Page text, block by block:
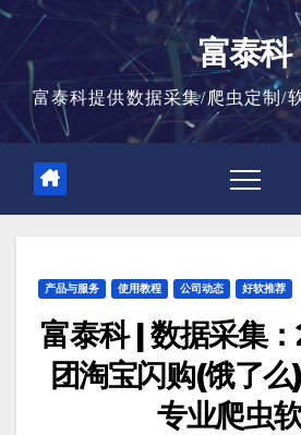
跳
至
容
富泰科
富泰科提供数据采集/爬虫定制/
产品与服务 使用教程 公司动态 好软推荐
富泰科 | 数据采集
团淘宝闪购(饿了
专业爬虫